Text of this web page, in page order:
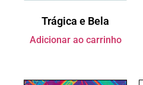
Trágica e Bela
Adicionar ao carrinho